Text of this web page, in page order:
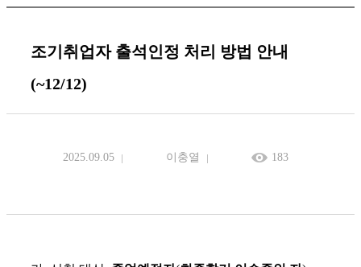
조기취업자 출석인정 처리 방법 안내
(~12/12)
2025.09.05 이충열 183